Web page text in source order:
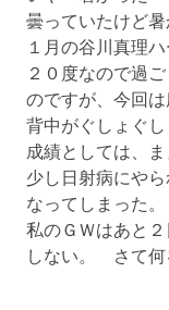
曇っていたけど暑
１月の谷川真理
２０度なので過
のですが、今回
背中がぐしょぐし
成績としては、
少し日射病にや
なってしまった。
私のＧＷはあと
しない。 さて何